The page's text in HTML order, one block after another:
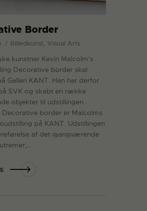
Border
Billedkunst, Visual Arts
kunstner Kevin Malcolm's
Decorative border skal
Galleri KANT. Han har derfor
SVK og skabt en række
objekter til udstillingen.
Decorative border er Malcolms
på KANT. Udstillingen
af det igangværende